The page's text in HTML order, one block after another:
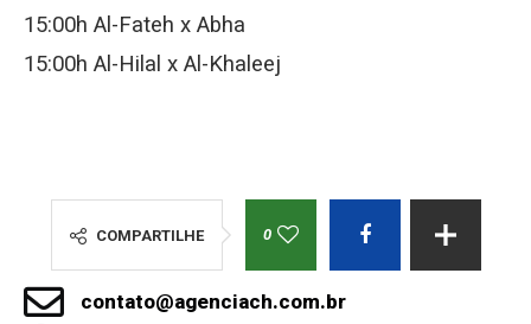
15:00h Al-Fateh x Abha
15:00h Al-Hilal x Al-Khaleej
COMPARTILHE 0
contato@agenciach.com.br